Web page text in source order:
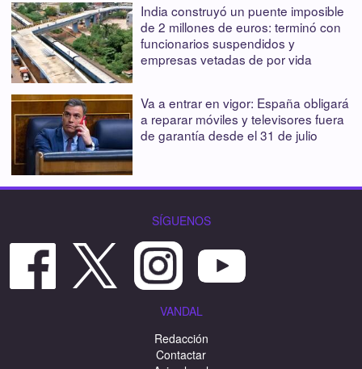
India construyó un puente imposible
de 2 millones de euros: terminó con
funcionarios suspendidos y
empresas vetadas de por vida
Va a entrar en vigor: España obligará
a reparar móviles y televisores fuera
de garantía desde el 31 de julio
SÍGUENOS
VANDAL
Redacción
Contactar